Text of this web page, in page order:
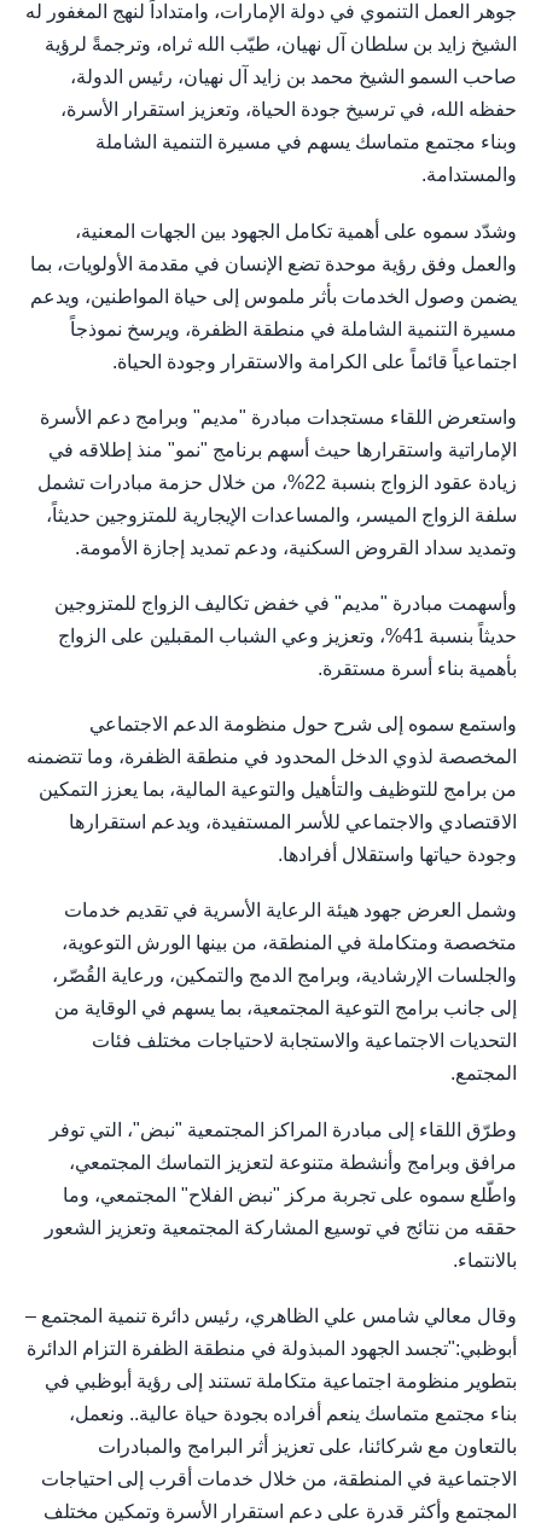
جوهر العمل التنموي في دولة الإمارات، وامتداداً لنهج المغفور له
الشيخ زايد بن سلطان آل نهيان، طيّب الله ثراه، وترجمةً لرؤية
صاحب السمو الشيخ محمد بن زايد آل نهيان، رئيس الدولة،
حفظه الله، في ترسيخ جودة الحياة، وتعزيز استقرار الأسرة،
وبناء مجتمع متماسك يسهم في مسيرة التنمية الشاملة
والمستدامة.
وشدّد سموه على أهمية تكامل الجهود بين الجهات المعنية،
والعمل وفق رؤية موحدة تضع الإنسان في مقدمة الأولويات، بما
يضمن وصول الخدمات بأثر ملموس إلى حياة المواطنين، ويدعم
مسيرة التنمية الشاملة في منطقة الظفرة، ويرسخ نموذجاً
اجتماعياً قائماً على الكرامة والاستقرار وجودة الحياة.
واستعرض اللقاء مستجدات مبادرة "مديم" وبرامج دعم الأسرة
الإماراتية واستقرارها حيث أسهم برنامج "نمو" منذ إطلاقه في
زيادة عقود الزواج بنسبة 22%، من خلال حزمة مبادرات تشمل
سلفة الزواج الميسر، والمساعدات الإيجارية للمتزوجين حديثاً،
وتمديد سداد القروض السكنية، ودعم تمديد إجازة الأمومة.
وأسهمت مبادرة "مديم" في خفض تكاليف الزواج للمتزوجين
حديثاً بنسبة 41%، وتعزيز وعي الشباب المقبلين على الزواج
بأهمية بناء أسرة مستقرة.
واستمع سموه إلى شرح حول منظومة الدعم الاجتماعي
المخصصة لذوي الدخل المحدود في منطقة الظفرة، وما تتضمنه
من برامج للتوظيف والتأهيل والتوعية المالية، بما يعزز التمكين
الاقتصادي والاجتماعي للأسر المستفيدة، ويدعم استقرارها
وجودة حياتها واستقلال أفرادها.
وشمل العرض جهود هيئة الرعاية الأسرية في تقديم خدمات
متخصصة ومتكاملة في المنطقة، من بينها الورش التوعوية،
والجلسات الإرشادية، وبرامج الدمج والتمكين، ورعاية القُصّر،
إلى جانب برامج التوعية المجتمعية، بما يسهم في الوقاية من
التحديات الاجتماعية والاستجابة لاحتياجات مختلف فئات
المجتمع.
وطرّق اللقاء إلى مبادرة المراكز المجتمعية "نبض"، التي توفر
مرافق وبرامج وأنشطة متنوعة لتعزيز التماسك المجتمعي،
واطّلع سموه على تجربة مركز "نبض الفلاح" المجتمعي، وما
حققه من نتائج في توسيع المشاركة المجتمعية وتعزيز الشعور
بالانتماء.
وقال معالي شامس علي الظاهري، رئيس دائرة تنمية المجتمع –
أبوظبي:"تجسد الجهود المبذولة في منطقة الظفرة التزام الدائرة
بتطوير منظومة اجتماعية متكاملة تستند إلى رؤية أبوظبي في
بناء مجتمع متماسك ينعم أفراده بجودة حياة عالية.. ونعمل،
بالتعاون مع شركائنا، على تعزيز أثر البرامج والمبادرات
الاجتماعية في المنطقة، من خلال خدمات أقرب إلى احتياجات
المجتمع وأكثر قدرة على دعم استقرار الأسرة وتمكين مختلف